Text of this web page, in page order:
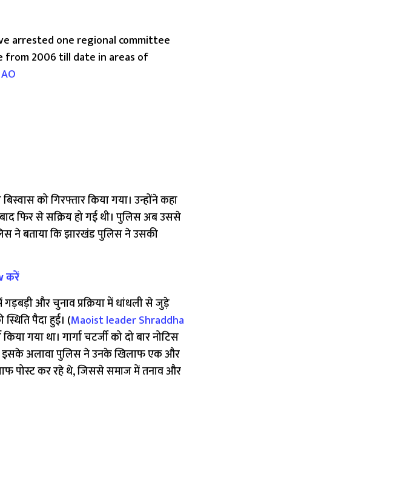
arrested one regional committee
from 2006 till date in areas of
को गिरफ्तार किया गया। उन्होंने कहा
फिर से सक्रिय हो गई थी। पुलिस अब उससे
ने बताया कि झारखंड पुलिस ने उसकी
करें
गड़बड़ी और चुनाव प्रक्रिया में धांधली से जुड़े
पैदा हुई। (Maoist leader Shraddha
गया था। गार्गा चटर्जी को दो बार नोटिस
इसके अलावा पुलिस ने उनके खिलाफ एक और
पोस्ट कर रहे थे, जिससे समाज में तनाव और